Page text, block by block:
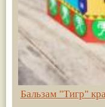
Бальзам "Тигр"